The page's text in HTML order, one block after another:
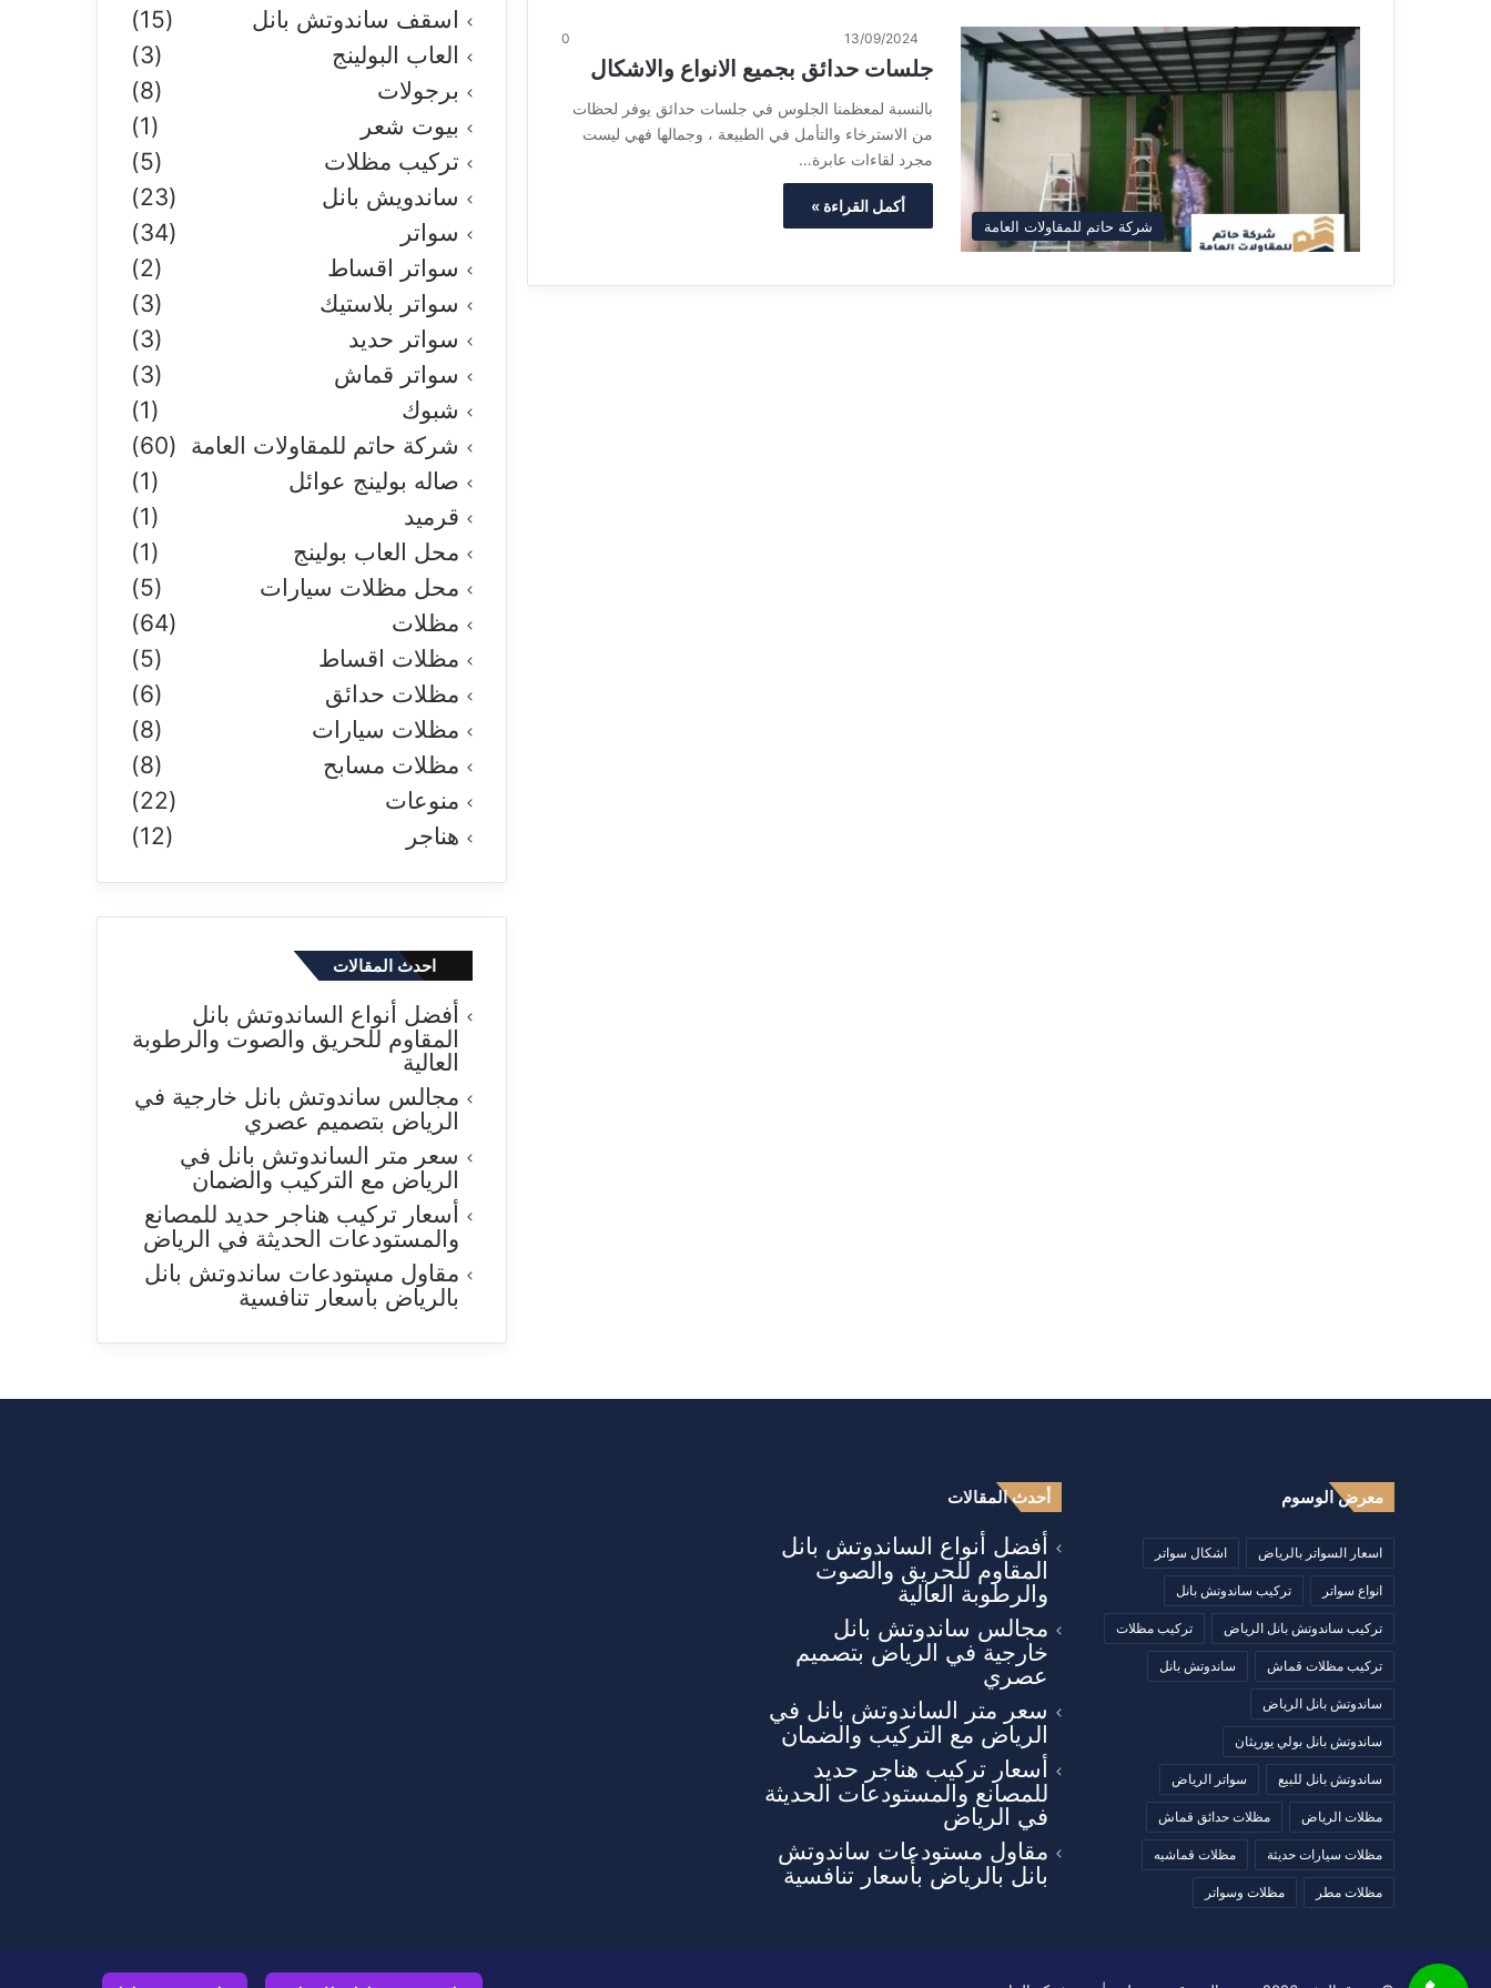
شركة حاتم للمقاولات العامة
13/09/2024
0
جلسات حدائق بجميع الانواع والاشكال
بالنسبة لمعظمنا الجلوس في جلسات حدائق يوفر لحظات
من الاسترخاء والتأمل في الطبيعة ، وجمالها فهي ليست
مجرد لقاءات عابرة…
أكمل القراءة »
اسقف ساندوتش بانل
(15)
العاب البولينج
(3)
برجولات
(8)
بيوت شعر
(1)
تركيب مظلات
(5)
ساندويش بانل
(23)
سواتر
(34)
سواتر اقساط
(2)
سواتر بلاستيك
(3)
سواتر حديد
(3)
سواتر قماش
(3)
شبوك
(1)
شركة حاتم للمقاولات العامة (60)
صاله بولينج عوائل
(1)
قرميد
(1)
محل العاب بولينج
(1)
محل مظلات سيارات
(5)
مظلات
(64)
مظلات اقساط
(5)
مظلات حدائق
(6)
مظلات سيارات
(8)
مظلات مسابح
(8)
منوعات
(22)
هناجر
(12)
احدث المقالات
أفضل أنواع الساندوتش بانل
المقاوم للحريق والصوت والرطوبة
العالية
مجالس ساندوتش بانل خارجية في
الرياض بتصميم عصري
سعر متر الساندوتش بانل في
الرياض مع التركيب والضمان
أسعار تركيب هناجر حديد للمصانع
والمستودعات الحديثة في الرياض
مقاول مستودعات ساندوتش بانل
بالرياض بأسعار تنافسية
معرض الوسوم
اسعار السواتر بالرياض اشكال سواتر
انواع سواتر تركيب ساندوتش بانل
تركيب ساندوتش بانل الرياض تركيب مظلات
تركيب مظلات قماش ساندوتش بانل
ساندوتش بانل الرياض
ساندوتش بانل بولي يوريثان
ساندوتش بانل للبيع سواتر الرياض
مظلات الرياض مظلات حدائق قماش
مظلات سيارات حديثة مظلات قماشيه
مظلات مطر مظلات وسواتر
أحدث المقالات
أفضل أنواع الساندوتش بانل
المقاوم للحريق والصوت
والرطوبة العالية
مجالس ساندوتش بانل
خارجية في الرياض بتصميم
عصري
سعر متر الساندوتش بانل في
الرياض مع التركيب والضمان
أسعار تركيب هناجر حديد
للمصانع والمستودعات الحديثة
في الرياض
مقاول مستودعات ساندوتش
بانل بالرياض بأسعار تنافسية